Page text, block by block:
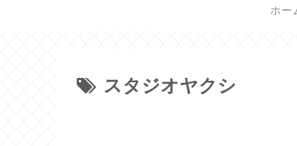
ホー
スタジオヤクシ